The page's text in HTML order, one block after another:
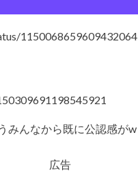
1150068659609432064
みんなから既に公認感がw
広告